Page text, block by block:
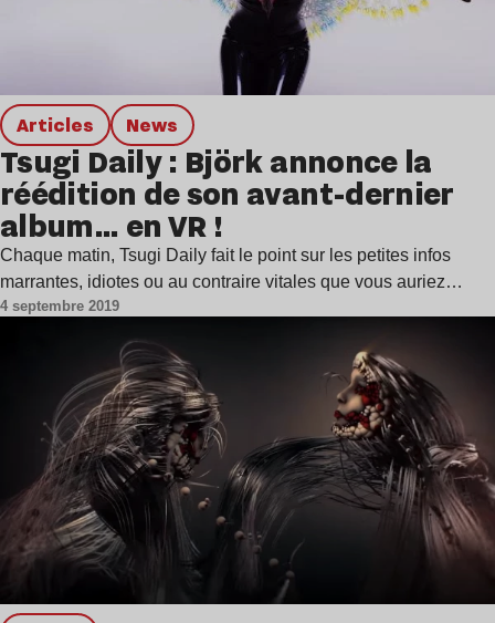
Articles news
Tsugi Daily : Björk annonce la
réédition de son avant-dernier
album… en VR !
Chaque matin, Tsugi Daily fait le point sur les petites infos
marrantes, idiotes ou au contraire vitales que vous auriez…
4 septembre 2019